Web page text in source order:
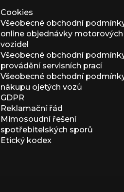
Cookies
Všeobecné obchodní
online objednávky motorových
vozidel
Všeobecné obchodní
provádění servisních prací
Všeobecné obchodní
nákupu ojetých vozů
GDPR
Reklamační řád
Mimosoudní řešení
spotřebitelských sporů
Etický kodex